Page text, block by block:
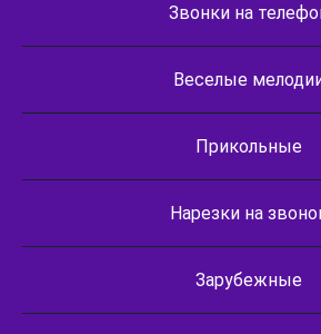
Звонки на
Веселые
Прикольные
Нарезки на
Зарубежные